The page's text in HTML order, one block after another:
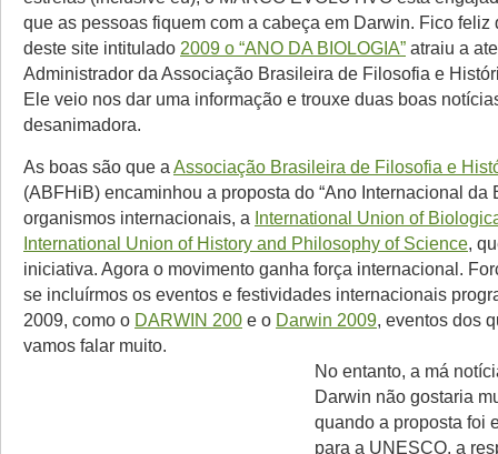
que as pessoas fiquem com a cabeça em Darwin. Fico feliz
deste site intitulado 2009 o “ANO DA BIOLOGIA” atraiu a
Administrador da Associação Brasileira de Filosofia e
Ele veio nos dar uma informação e trouxe duas boas
desanimadora.
As boas são que a Associação Brasileira de Filosofia e
(ABFHiB) encaminhou a proposta do “Ano Internacional da
organismos internacionais, a International Union of
International Union of History and Philosophy of Science,
iniciativa. Agora o movimento ganha força internacional.
se incluírmos os eventos e festividades internacionais
2009, como o DARWIN 200 e o Darwin 2009, eventos dos
vamos falar muito.
No entanto, a má
Darwin não gostaria
quando a proposta foi
para a UNESCO, a